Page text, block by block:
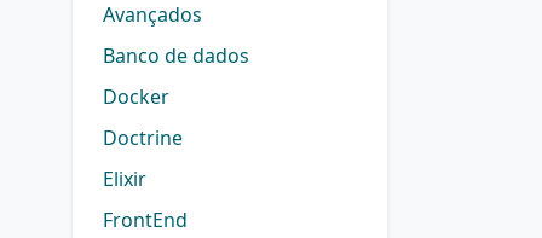
Avançados
Banco de dados
Docker
Doctrine
Elixir
FrontEnd